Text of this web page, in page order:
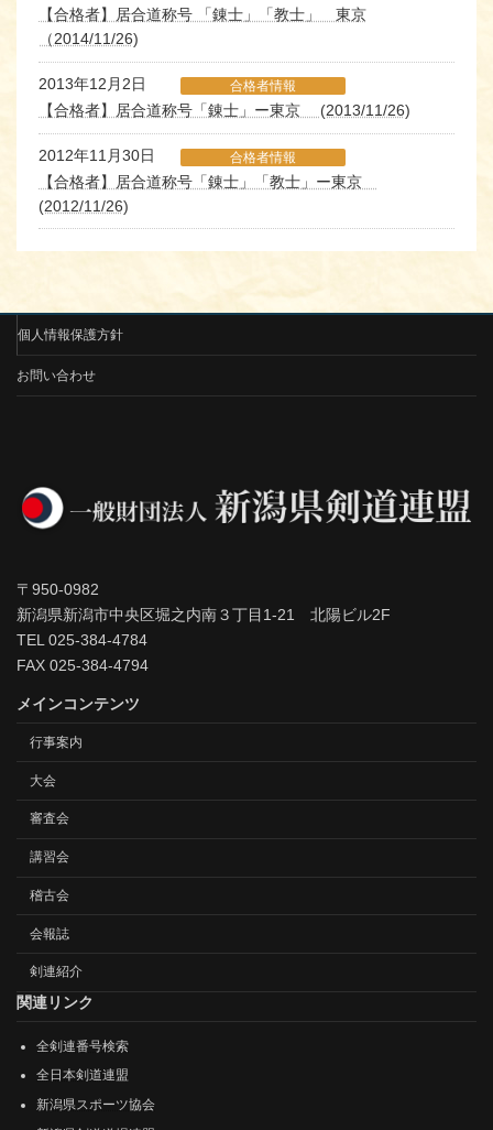
【合格者】居合道称号 「錬士」「教士」 東京
（2014/11/26)
2013年12月2日 合格者情報
【合格者】居合道称号「錬士」ー東京 (2013/11/26)
2012年11月30日 合格者情報
【合格者】居合道称号「錬士」「教士」ー東京
(2012/11/26)
個人情報保護方針
お問い合わせ
〒950-0982
新潟県新潟市中央区堀之内南３丁目1-21 北陽ビル2F
TEL 025-384-4784
FAX 025-384-4794
メインコンテンツ
行事案内
大会
審査会
講習会
稽古会
会報誌
剣連紹介
関連リンク
全剣連番号検索
全日本剣道連盟
新潟県スポーツ協会